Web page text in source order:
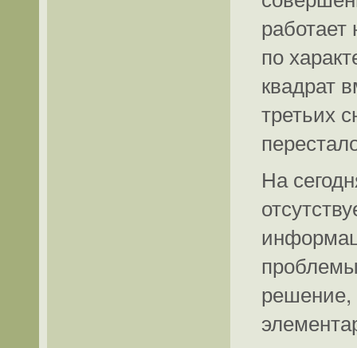
по
квадрат
третьих
На
решение,